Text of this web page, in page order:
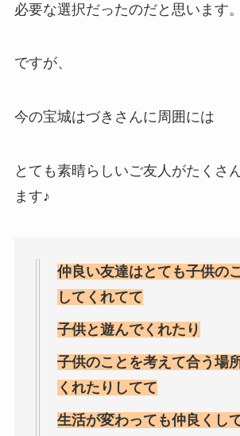
必要な選択だったのだと思います。
ですが、
今の宝城はづきさんに周囲には
とても素晴らしいご友人がたくさ
ます♪
仲良い友達はとても子供の
してくれてて
子供と遊んでくれたり
子供のことを考えて合う場
くれたりしてて
生活が変わっても仲良くし